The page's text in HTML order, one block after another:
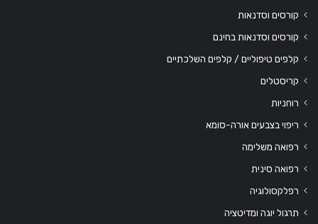
קורסים וסדנאות
קורסים וסדנאות בחינם
קלפים טיפוליים / קלפים השלכתיים
קריסטלים
רוחניות
ריפוי בצבעים אורה-סומא
רפואה משלימה
רפואה סינית
רפלקסולוגיה
תרגול יוגה ומדיטציה